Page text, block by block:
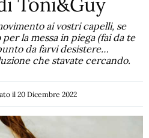
ai vostri capelli, se
la messa in piega (fai da te
da farvi desistere…
che stavate cercando.
il 20 Dicembre 2022